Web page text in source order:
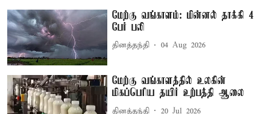
மேற்கு வங்காளம்: மின்னல் தாக்கி 4
பேர் பலி
தினத்தந்தி 04 Aug 2026
மேற்கு வங்காளத்தில் உலகின்
மிகப்பெரிய தயிர் உற்பத்தி ஆலை
தினத்தந்தி 20 Jul 2026